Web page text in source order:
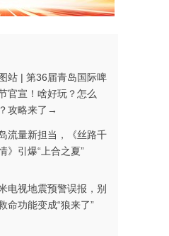
站 | 第36届青岛国际啤
官宣！啥好玩？怎么
攻略来了→
流量新担当，《丝路千
》引爆“上合之夏”
电视地震预警误报，别
命功能变成“狼来了”